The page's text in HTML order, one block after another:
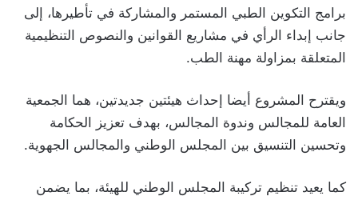
برامج التكوين الطبي المستمر والمشاركة في تأطيرها، إلى
جانب إبداء الرأي في مشاريع القوانين والنصوص التنظيمية
المتعلقة بمزاولة مهنة الطب.
ويقترح المشروع أيضا إحداث هيئتين جديدتين، هما الجمعية
العامة للمجالس وندوة المجالس، بهدف تعزيز الحكامة
وتحسين التنسيق بين المجلس الوطني والمجالس الجهوية.
كما يعيد تنظيم تركيبة المجلس الوطني للهيئة، بما يضمن